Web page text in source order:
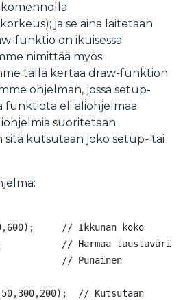
komennolla
ja se aina laitetaan
funktio on ikuisessa
nimittää myös
tällä kertaa draw-funktion
ohjelman, jossa setup-
eli aliohjelmaa.
suoritetaan
sitä kutsutaan joko setup- tai